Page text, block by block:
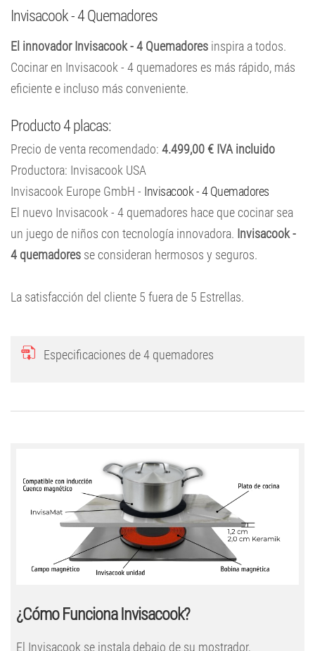
Invisacook - 4 Quemadores
El innovador Invisacook - 4 Quemadores inspira a todos.
Cocinar en Invisacook - 4 quemadores es más rápido, más
eficiente e incluso más conveniente.
Producto 4 placas:
Precio de venta recomendado: 4.499,00 € IVA incluido
Productora: Invisacook USA
Invisacook Europe GmbH - Invisacook - 4 Quemadores
El nuevo Invisacook - 4 quemadores hace que cocinar sea
un juego de niños con tecnología innovadora. Invisacook -
4 quemadores se consideran hermosos y seguros.
La satisfacción del cliente 5 fuera de 5 Estrellas.
Especificaciones de 4 quemadores
¿Cómo Funciona Invisacook?
El Invisacook se instala debajo de su mostrador,